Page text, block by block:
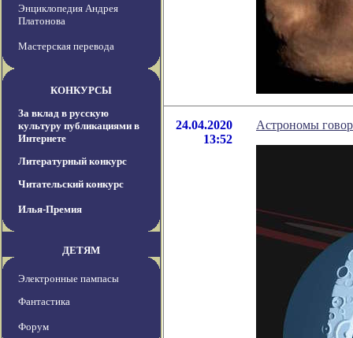
Энциклопедия Андрея
Платонова
Мастерская перевода
КОНКУРСЫ
За вклад в русскую
культуру публикациями в
Интернете
Литературный конкурс
Читательский конкурс
Илья-Премия
ДЕТЯМ
Электронные пампасы
Фантастика
Форум
24.04.2020
13:52
Астрономы